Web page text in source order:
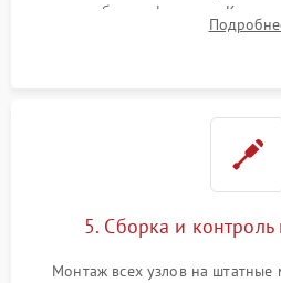
патрубках и фильтрах.
управления, восстановление
5. Сборка и контроль
Монтаж всех узлов на штатные